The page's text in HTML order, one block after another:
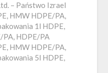
– Państwo Izrael
HMW HDPE/PA,
1l HDPE,
HDPE/PA
HMW HDPE/PA,
5l HDPE,